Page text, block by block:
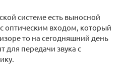
системе есть выносной
оптическим входом, который
то на сегодняшний день
для передачи звука с